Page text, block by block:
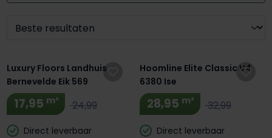
prijsgarantie vind je bij ons gegarandeerd de ideale bruine
Luxury Floors Landhuis
Bernevelde Eik 569
17,95 m² 24,99
Direct leverbaar
Hoomline Elite Classic V4
6380 Ise
28,95 m² 32,99
Direct leverbaar